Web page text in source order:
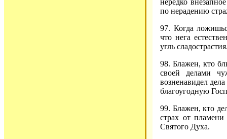
нередко
по нерадению
97. Когда
что нега
угль
98. Блажен, кто
своей делами
возненавидел
благоугодную
99. Блажен, кто
страх от
Святого Духа.